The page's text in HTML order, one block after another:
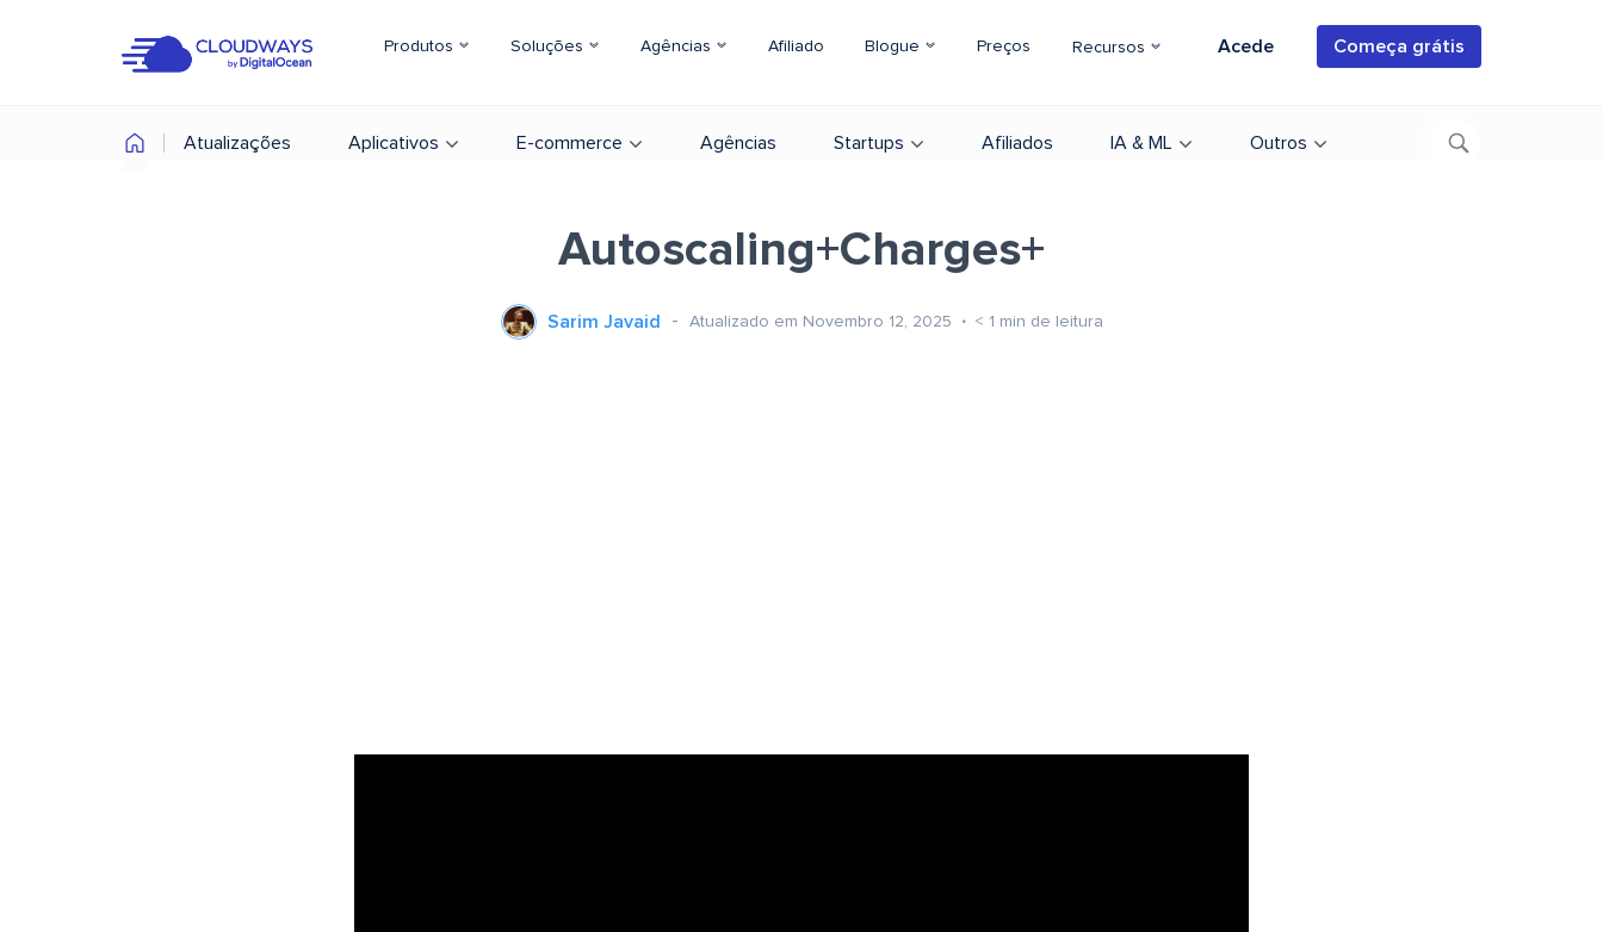
Produtos Soluções Agências Afiliado Blogue Preços Recursos Acede Começa grátis
Atualizações Aplicativos E-commerce Agências Startups Afiliados IA & ML Outros
Autoscaling+Charges+
Sarim Javaid Atualizado em Novembro 12, 2025 < 1 min de leitura